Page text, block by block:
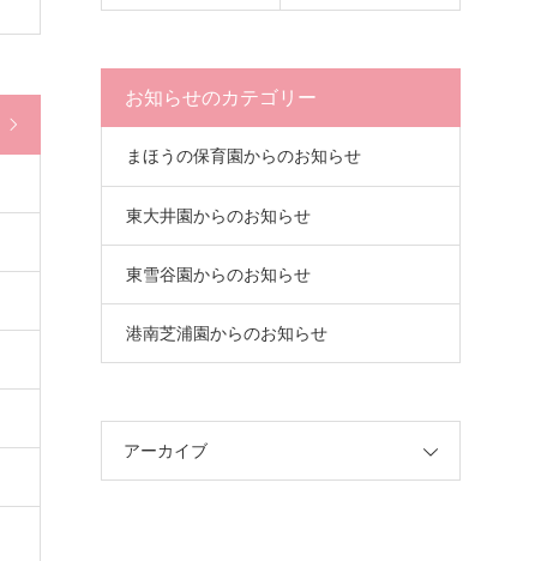
お知らせのカテゴリー
まほうの保育園からのお知らせ
東大井園からのお知らせ
東雪谷園からのお知らせ
港南芝浦園からのお知らせ
アーカイブ